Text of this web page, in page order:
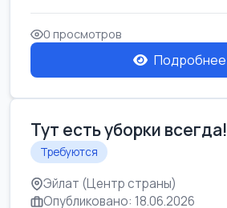
0 просмотров
Подробнее
Тут есть уборки всегда!
Требуются
Эйлат (Центр страны)
Опубликовано: 18.06.2026